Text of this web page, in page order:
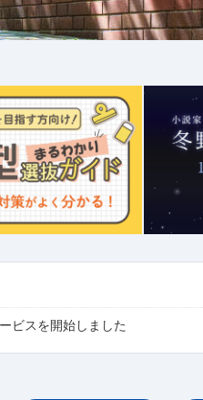
ビスを開始しました